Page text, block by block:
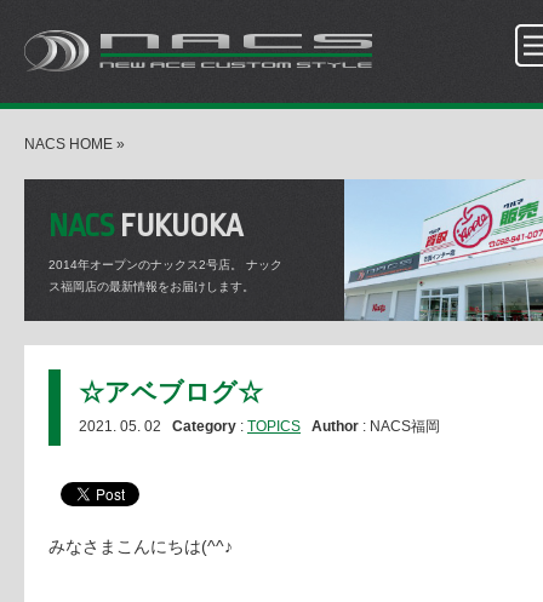
NACS HOME »
NACSFUKUOKA
2014年オープンのナックス2号店。
ナック
ス福岡店の最新情報をお届けします。
☆アベブログ☆
2021. 05. 02 Category : TOPICS Author : NACS福岡
みなさまこんにちは(^^♪